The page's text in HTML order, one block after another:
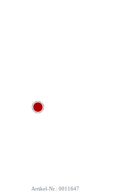
Artikel-Nr.: 0011647